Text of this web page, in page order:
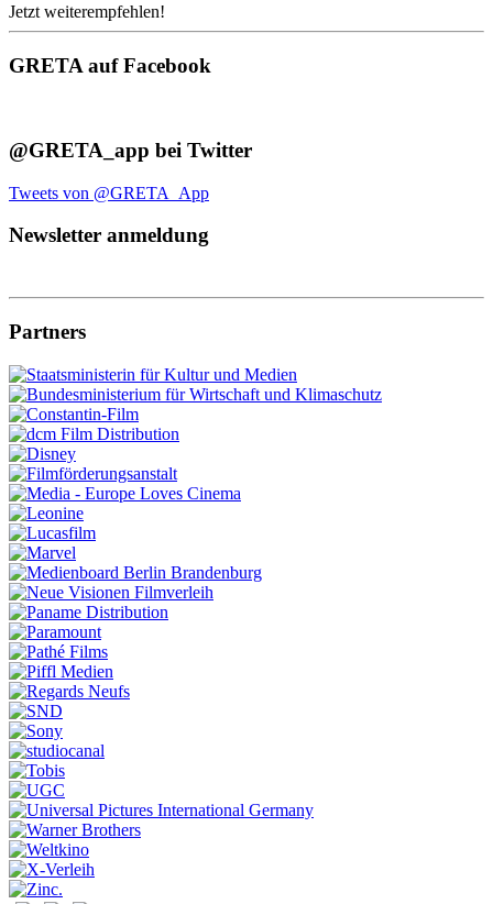
Jetzt weiterempfehlen!
GRETA auf Facebook
@GRETA_app bei Twitter
Tweets von @GRETA_App
Newsletter anmeldung
Partners